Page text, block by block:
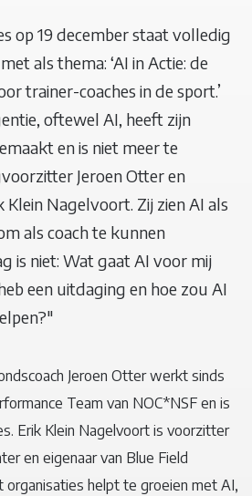
op 19 december staat volledig
als thema: ‘AI in Actie: de
trainer-coaches in de sport.’
oftewel AI, heeft zijn
en is niet meer te
Jeroen Otter en
Nagelvoort. Zij zien AI als
als coach te kunnen
is niet: Wat gaat AI voor mij
een uitdaging en hoe zou AI
Jeroen Otter werkt sinds
Team van NOC*NSF en is
Erik Klein Nagelvoort is voorzitter
en eigenaar van Blue Field
organisaties helpt te groeien met AI,